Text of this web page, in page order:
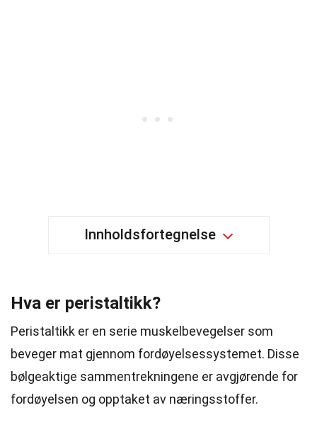
Innholdsfortegnelse
Hva er peristaltikk?
Peristaltikk er en serie muskelbevegelser som
beveger mat gjennom fordøyelsessystemet. Disse
bølgeaktige sammentrekningene er avgjørende for
fordøyelsen og opptaket av næringsstoffer.